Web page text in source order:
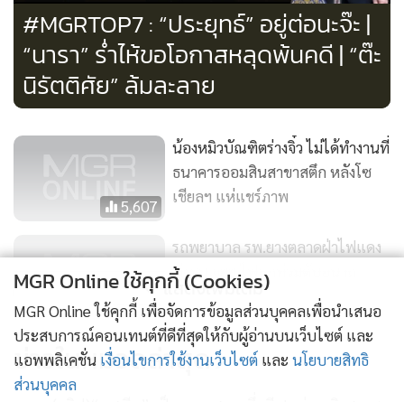
#MGRTOP7 : “ประยุทธ์” อยู่ต่อนะจ๊ะ |
“นารา” ร่ำไห้ขอโอกาสหลุดพ้นคดี | “ต๊ะ
นิรัตติศัย” ล้มละลาย
5,607
น้องหมิวบัณฑิตร่างจิ๋ว ไม่ได้ทำงานที่
ธนาคารออมสินสาขาสตึก หลังโซ
เชียลฯ แห่แชร์ภาพ
3,541
รถพยาบาล รพ.ยางตลาดฝ่าไฟแดง
พุ่งชน จยย.ไฟลุกท่วมดับอนาถ
นร.ขอนแก่นวิทย์ฯ คว้าชนะเลิศ/
ชมเชย แข่งประกวดผู้ประกาศข่าว
แสดงเพิ่มเติม
ข่าวในหมวดล่าสุด
MGR Online ใช้คุกกี้ (Cookies)
MGR Online ใช้คุกกี้ เพื่อจัดการข้อมูลส่วนบุคคลเพื่อนำเสนอ
ประสบการณ์คอนเทนต์ที่ดีที่สุดให้กับผู้อ่านบนเว็บไซต์ และ
แอพพลิเคชั่น เงื่อนไขการใช้งานเว็บไซต์ และ นโยบายสิทธิ
ส่วนบุคคล